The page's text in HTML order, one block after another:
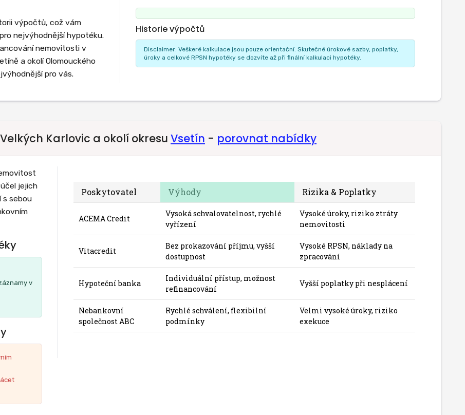
výpočtů, což vám
nejvýhodnější hypotéku.
nemovitosti v
a okolí Olomouckého
pro vás.
Historie výpočtů
Disclaimer: Veškeré kalkulace jsou pouze orientační. Skutečné úrokové sazby, poplatky,
úroky a celkové RPSN hypotéky se dozvíte až při finální kalkulaci hypotéky.
Karlovic a okolí okresu Vsetín - porovnat nabídky
jejich
s sebou
v
Poskytovatel Výhody Rizika & Poplatky
ACEMA Credit
Vysoká schvalovatelnost, rychlé
vyřízení
Vysoké úroky, riziko ztráty
nemovitosti
Vitacredit
Bez prokazování příjmu, vyšší
dostupnost
Vysoké RPSN, náklady na
zpracování
Hypoteční banka
Individuální přístup, možnost
refinancování
Vyšší poplatky při nesplácení
Nebankovní
společnost ABC
Rychlé schválení, flexibilní
podmínky
Velmi vysoké úroky, riziko
exekuce